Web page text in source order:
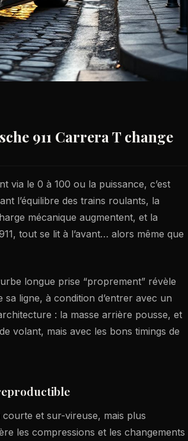
911 Carrera T change
via le 0 à 100 ou la puissance, c’est
l’équilibre des trains roulants, la
mécanique augmentent, et la
tout se lit à l’avant… alors même que
longue prise “proprement” révèle
sa ligne, à condition d’entrer avec un
: la masse arrière pousse, et
volant, mais avec les bons timings de
et sur-vireuse, mais plus
les compressions et les changements